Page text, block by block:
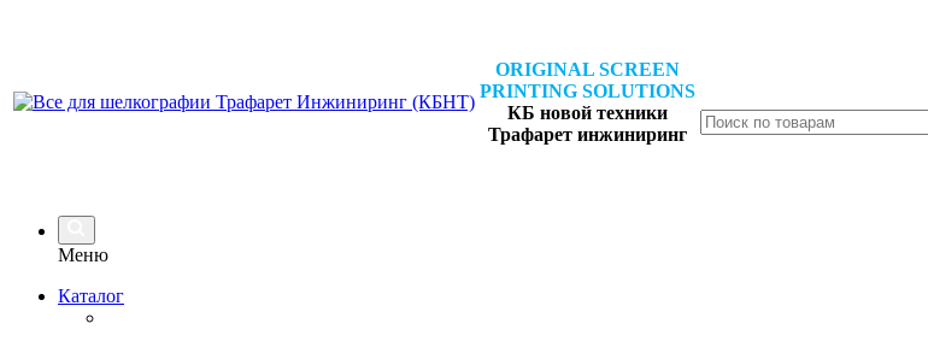
ORIGINAL SCREEN
PRINTING SOLUTIONS
КБ новой техники
Трафарет инжиниринг
Меню
Каталог